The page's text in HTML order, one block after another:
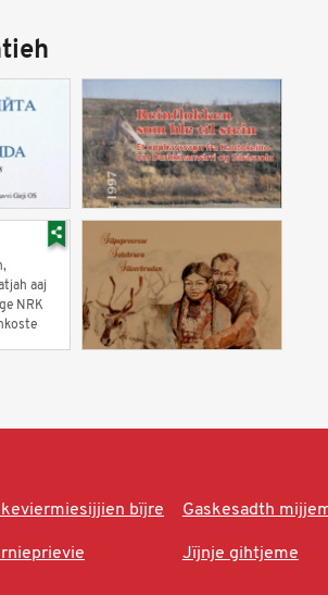
aaj
NRK
bïjre Gaskesadth
Jïjnje gihtjeme